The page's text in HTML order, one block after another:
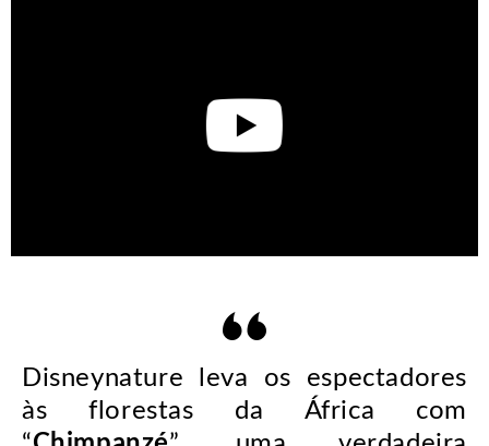
Disneynature leva os espectadores
às florestas da África com